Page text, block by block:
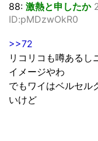
88: 激熱と申したか
ID:pMDzwOkR0
>>72
リコリコも噂あるし
イメージやわ
でもワイはベルセル
いけど